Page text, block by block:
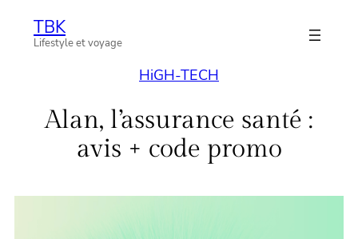
AllerTBK
Lifestyle et voyage
HiGH-TECH
Alan, l’assurance santé :
avis + code promo